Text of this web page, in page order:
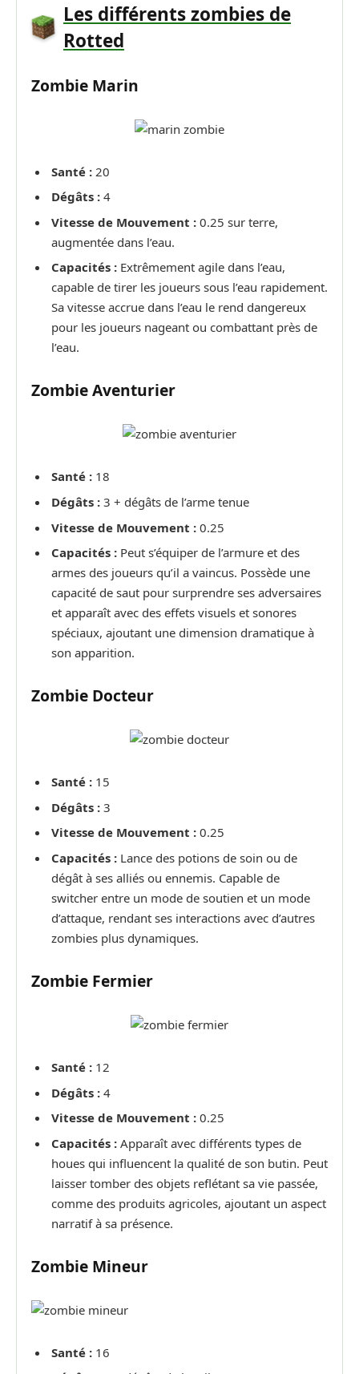
Les différents zombies de
Rotted
Zombie Marin
Santé : 20
Dégâts : 4
Vitesse de Mouvement : 0.25 sur terre,
augmentée dans l’eau.
Capacités : Extrêmement agile dans l’eau,
capable de tirer les joueurs sous l’eau rapidement.
Sa vitesse accrue dans l’eau le rend dangereux
pour les joueurs nageant ou combattant près de
l’eau.
Zombie Aventurier
Santé : 18
Dégâts : 3 + dégâts de l’arme tenue
Vitesse de Mouvement : 0.25
Capacités : Peut s’équiper de l’armure et des
armes des joueurs qu’il a vaincus. Possède une
capacité de saut pour surprendre ses adversaires
et apparaît avec des effets visuels et sonores
spéciaux, ajoutant une dimension dramatique à
son apparition.
Zombie Docteur
Santé : 15
Dégâts : 3
Vitesse de Mouvement : 0.25
Capacités : Lance des potions de soin ou de
dégât à ses alliés ou ennemis. Capable de
switcher entre un mode de soutien et un mode
d’attaque, rendant ses interactions avec d’autres
zombies plus dynamiques.
Zombie Fermier
Santé : 12
Dégâts : 4
Vitesse de Mouvement : 0.25
Capacités : Apparaît avec différents types de
houes qui influencent la qualité de son butin. Peut
laisser tomber des objets reflétant sa vie passée,
comme des produits agricoles, ajoutant un aspect
narratif à sa présence.
Zombie Mineur
Santé : 16